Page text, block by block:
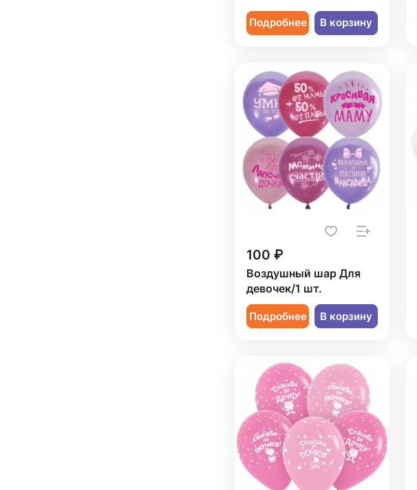
Подробнее В корзину
100 ₽
Воздушный шар Для
девочек/1 шт.
Подробнее В корзину